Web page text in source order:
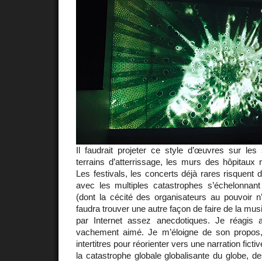
Il faudrait projeter ce style d’œuvres sur les
terrains d’atterrissage, les murs des hôpitaux
Les festivals, les concerts déjà rares risquent
avec les multiples catastrophes
(dont la cécité des organisateurs au pouvoir
faudra trouver une autre façon de faire de la
par Internet assez anecdotiques. Je réagis
vachement aimé. Je m’éloigne de son
intertitres pour réorienter vers une narration
la catastrophe globale globalisante du globe,